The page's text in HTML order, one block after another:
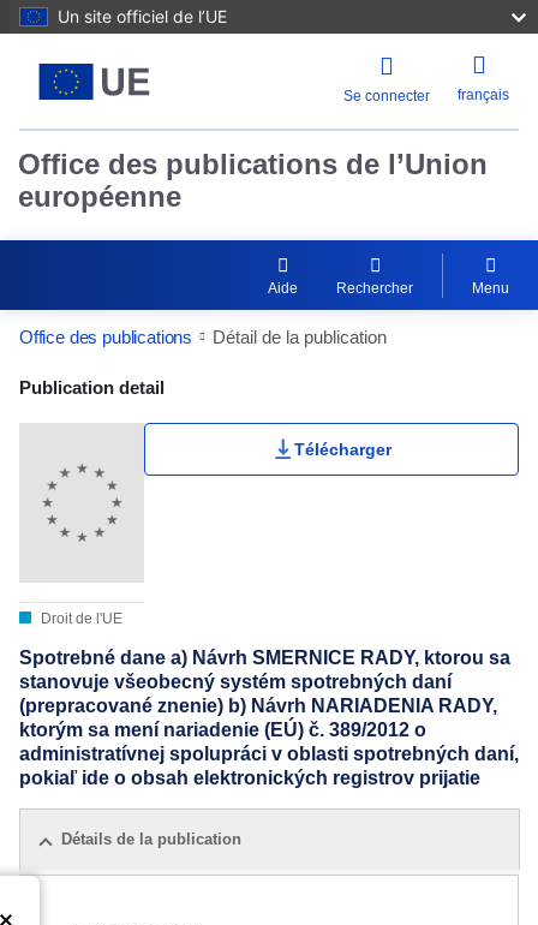
Un site officiel de l’UE
Se connecter français
Office des publications de l’Union
européenne
Aide Rechercher Menu
Office des publications Détail de la publication
Publication Detail Actions Portlet
Publication detail
Droit de l'UE
Télécharger
Spotrebné dane a) Návrh SMERNICE RADY, ktorou sa
stanovuje všeobecný systém spotrebných daní
(prepracované znenie) b) Návrh NARIADENIA RADY,
ktorým sa mení nariadenie (EÚ) č. 389/2012 o
administratívnej spolupráci v oblasti spotrebných daní,
pokiaľ ide o obsah elektronických registrov prijatie
Détails de la publication